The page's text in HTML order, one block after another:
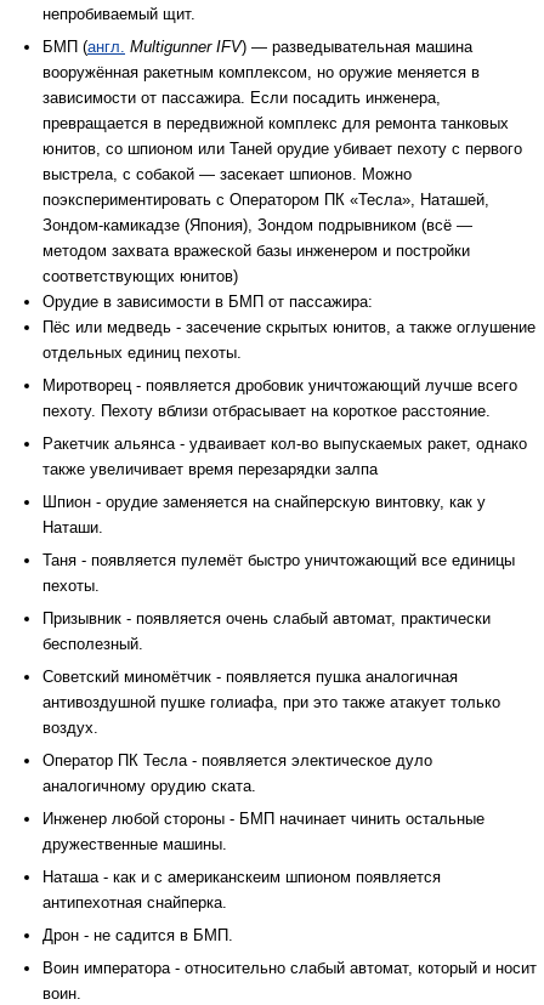
непробиваемый щит.
БМП (англ. Multigunner IFV) — разведывательная машина
вооружённая ракетным комплексом, но оружие меняется в
зависимости от пассажира. Если посадить инженера,
превращается в передвижной комплекс для ремонта танковых
юнитов, со шпионом или Таней орудие убивает пехоту с первого
выстрела, с собакой — засекает шпионов. Можно
поэкспериментировать с Оператором ПК «Тесла», Наташей,
Зондом-камикадзе (Япония), Зондом подрывником (всё —
методом захвата вражеской базы инженером и постройки
соответствующих юнитов)
Орудие в зависимости в БМП от пассажира:
Пёс или медведь - засечение скрытых юнитов, а также оглушение
отдельных единиц пехоты.
Миротворец - появляется дробовик уничтожающий лучше всего
пехоту. Пехоту вблизи отбрасывает на короткое расстояние.
Ракетчик альянса - удваивает кол-во выпускаемых ракет, однако
также увеличивает время перезарядки залпа
Шпион - орудие заменяется на снайперскую винтовку, как у
Наташи.
Таня - появляется пулемёт быстро уничтожающий все единицы
пехоты.
Призывник - появляется очень слабый автомат, практически
бесполезный.
Советский миномётчик - появляется пушка аналогичная
антивоздушной пушке голиафа, при это также атакует только
воздух.
Оператор ПК Тесла - появляется электическое дуло
аналогичному орудию ската.
Инженер любой стороны - БМП начинает чинить остальные
дружественные машины.
Наташа - как и с американскеим шпионом появляется
антипехотная снайперка.
Дрон - не садится в БМП.
Воин императора - относительно слабый автомат, который и носит
воин.